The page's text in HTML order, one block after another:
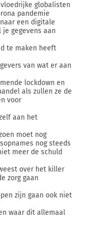
globalisten
pandemie
een digitale
gegevens aan
te maken heeft
van wat er aan
lockdown en
als zullen ze de
voor
aan het
moet nog
nog steeds
meer de schuld
over het killer
zorg gaan
zijn gaan ook niet
waar dit allemaal